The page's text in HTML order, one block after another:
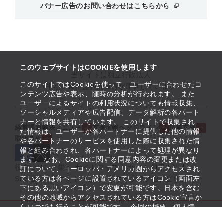
このウェブサイトはCOOKIEを使用します
このサイトではCookieを使って、ユーザーに合わせたコ
ンテンツ広告や表示、随時の分析が行われます。 また
ユーザーによるサイトの利用状況についても情報収集、
ソーシャルメディアや広告配信、データ解析の各パート
ナーと情報を共有しています。 このサイトで収集され
た情報は、ユーザーが各パートナーに提供した他の情報
や各パートナーのサービスを使用した際に収集された情
報と組み合わされ、各パートナーによって処理が異なり
ます。 なお、Cookieに関する同意内容の変更または改
訂について、ヨーロッパ・アメリカ圏からアクセスされ
ている方は各ページに設置されているアイコン（画面左
下にある黒いアイコン）で変更が可能です。日本を含む
その他の地域からアクセスされている方はCookie宣言か
バナー広告のお問い合わせはこちらから
中小企業基盤整備機構が運営しています
経営課題解決メニュー 支援情報ヘッドライン
起業支援
取組事例
役立つリンク集 サイトマップ
サイト利用条件
SNS公式アカウント一覧
ウェブアクセシビリティ